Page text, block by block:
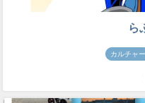
ら
カルチャー